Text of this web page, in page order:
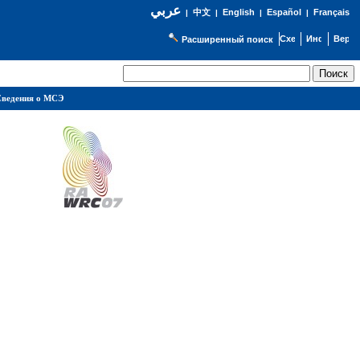
عربي| 中文| English | Español | Français
Расширенный поиск
о МСЭ